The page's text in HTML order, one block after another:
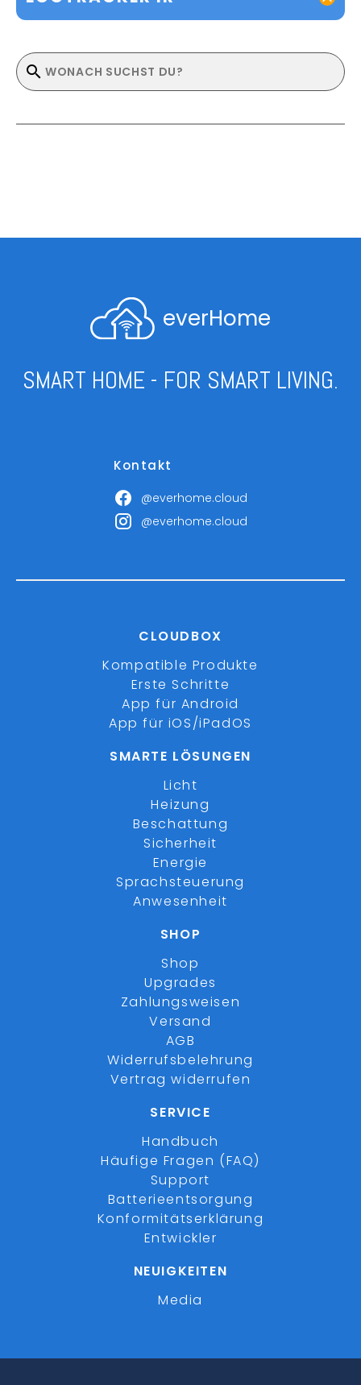
everHome
SMART HOME - FOR SMART LIVING.
Kontakt
@everhome.cloud
@everhome.cloud
CLOUDBOX
Kompatible Produkte
Erste Schritte
App für Android
App für iOS/iPadOS
SMARTE LÖSUNGEN
Licht
Heizung
Beschattung
Sicherheit
Energie
Sprachsteuerung
Anwesenheit
SHOP
Shop
Upgrades
Zahlungsweisen
Versand
AGB
Widerrufsbelehrung
Vertrag widerrufen
SERVICE
Handbuch
Häufige Fragen (FAQ)
Support
Batterieentsorgung
Konformitätserklärung
Entwickler
NEUIGKEITEN
Media